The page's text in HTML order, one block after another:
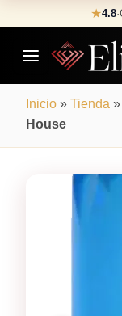
to
content
★4.8·
Inicio » Tienda »
House